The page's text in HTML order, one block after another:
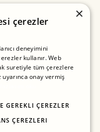
×
çerezler
deneyimini
kullanır. Web
suretiyle tüm çerezlere
uyarınca onay vermiş
GEREKLI ÇEREZLER
ÇEREZLERI